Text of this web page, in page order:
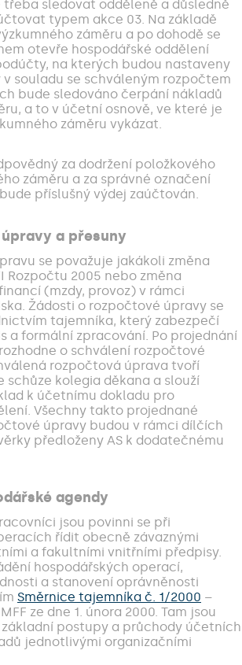
sledovat odděleně a důsledně
typem akce 03. Na základě
záměru a po dohodě se
otevře hospodářské oddělení
na kterých budou nastaveny
souladu se schváleným rozpočtem
bude sledováno čerpání nákladů
a to v účetní osnově, ve které je
záměru vykázat.
za dodržení položkového
záměru a za správné označení
příslušný výdej zaúčtován.
a přesuny
se považuje jakákoli změna
Rozpočtu 2005 nebo změna
(mzdy, provoz) v rámci
Žádosti o rozpočtové úpravy se
tajemníka, který zabezpečí
a formální zpracování. Po projednání
o schválení rozpočtové
rozpočtová úprava tvoří
schůze kolegia děkana a slouží
k účetnímu dokladu pro
Všechny takto projednané
úpravy budou v rámci dílčích
předloženy AS k dodatečnému
agendy
jsou povinni se při
řídit obecně závaznými
a fakultními vnitřními předpisy.
hospodářských operací,
a stanovení oprávněnosti
Směrnice tajemníka č. 1/2000 –
ze dne 1. února 2000. Tam jsou
postupy a průchody účetních
jednotlivými organizačními